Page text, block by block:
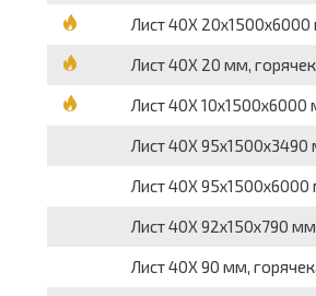
Лист 40Х 20х1500х6000
Лист 40Х 20 мм,
Лист 40Х 10х1500х6000
Лист 40Х 95х1500х3490
Лист 40Х 95х1500х6000
Лист 40Х 92х150х790
Лист 40Х 90 мм,